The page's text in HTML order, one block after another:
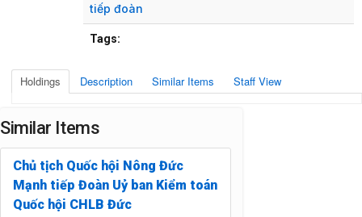
tiếp đoàn
Tags:
Holdings Description Similar Items Staff View
Similar Items
Chủ tịch Quốc hội Nông Đức
Mạnh tiếp Đoàn Uỷ ban Kiểm toán
Quốc hội CHLB Đức